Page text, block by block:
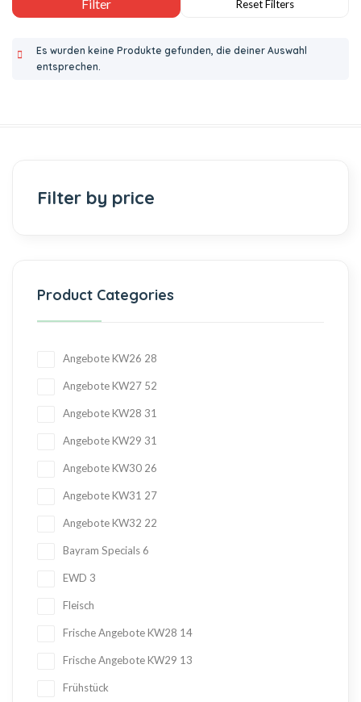
Es wurden keine Produkte gefunden, die deiner Auswahl
entsprechen.
Filter by price
Product Categories
Angebote KW26 28
Angebote KW27 52
Angebote KW28 31
Angebote KW29 31
Angebote KW30 26
Angebote KW31 27
Angebote KW32 22
Bayram Specials 6
EWD 3
Fleisch
Frische Angebote KW28 14
Frische Angebote KW29 13
Frühstück